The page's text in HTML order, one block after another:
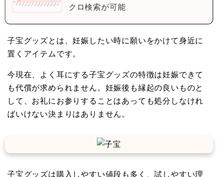
クロ検索が可能
子宝グッズとは、妊娠したい時に願いをかけて身近に
置くアイテムです。
今現在、よく耳にする子宝グッズの特徴は妊娠できて
も代償が求められません。妊娠後も縁起の良いものと
して、お礼にお参りすることはあっても処分しなけれ
ばいけない決まりはありません。
子宝グッズは購入しやすい値段も多く、試しやすい理